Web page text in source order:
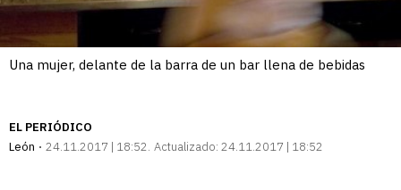
Una mujer, delante de la barra de un bar llena de bebidas
EL PERIÓDICO
León
24.11.2017 | 18:52 Actualizado: 24.11.2017 | 18:52